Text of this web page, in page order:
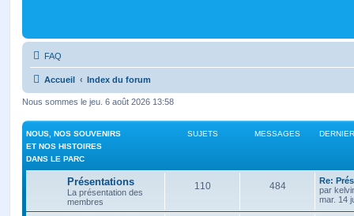
FAQ
Accueil Index du forum
Nous sommes le jeu. 6 août 2026 13:58
NOUS, NOS SOUVENIRS
ET NOS HISTOIRES
DANS LE PARC
SUJETS MESSAGES
Présentations
La présentation des
membres
110 484
Re:
par
mar. 14